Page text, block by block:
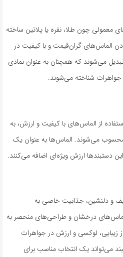
معمولی چون طلا، نقره یا پلاتین ساخته
الماس‌های گران‌قیمت و با کیفیت در
می‌شوند که همچنان به عنوان نمادی
جواهرات شناخته می‌شوند.
از الماس‌های با کیفیت و ارزش، به
می‌شوند. الماس‌ها به عنوان یک
دستبند‌ها ارزش ویژه‌ای اضافه می‌کنند.
و دلنشین، جذابیت خاصی به
درخشان و طراحی‌های منحصر به
زیبایی، لوکسی و ارزش در جواهرات
می‌تواند یک انتخاب مناسب برای